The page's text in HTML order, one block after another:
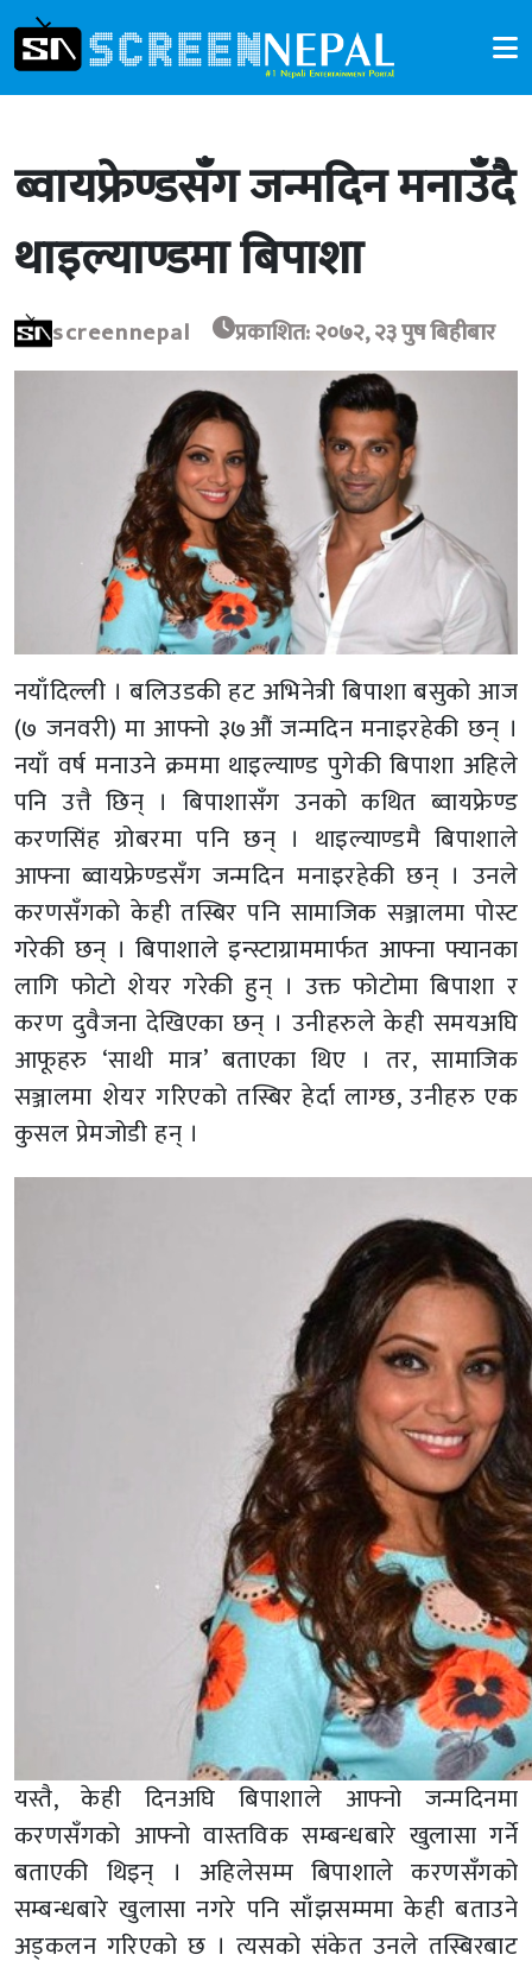
ब्वायफ्रेण्डसँग जन्मदिन मनाउँदै
थाइल्याण्डमा बिपाशा
screennepal प्रकाशित: २०७२, २३ पुष बिहीबार
नयाँदिल्ली । बलिउडकी हट अभिनेत्री बिपाशा बसुको आज
(७ जनवरी) मा आफ्नो ३७औं जन्मदिन मनाइरहेकी छन् ।
नयाँ वर्ष मनाउने क्रममा थाइल्याण्ड पुगेकी बिपाशा अहिले
पनि उत्तै छिन् । बिपाशासँग उनको कथित ब्वायफ्रेण्ड
करणसिंह ग्रोबरमा पनि छन् । थाइल्याण्डमै बिपाशाले
आफ्ना ब्वायफ्रेण्डसँग जन्मदिन मनाइरहेकी छन् । उनले
करणसँगको केही तस्बिर पनि सामाजिक सञ्जालमा पोस्ट
गरेकी छन् । बिपाशाले इन्स्टाग्राममार्फत आफ्ना फ्यानका
लागि फोटो शेयर गरेकी हुन् । उक्त फोटोमा बिपाशा र
करण दुवैजना देखिएका छन् । उनीहरुले केही समयअघि
आफूहरु ‘साथी मात्र’ बताएका थिए । तर, सामाजिक
सञ्जालमा शेयर गरिएको तस्बिर हेर्दा लाग्छ, उनीहरु एक
कुसल प्रेमजोडी हन् ।
यस्तै, केही दिनअघि बिपाशाले आफ्नो जन्मदिनमा
करणसँगको आफ्नो वास्तविक सम्बन्धबारे खुलासा गर्ने
बताएकी थिइन् । अहिलेसम्म बिपाशाले करणसँगको
सम्बन्धबारे खुलासा नगरे पनि साँझसम्ममा केही बताउने
अड्कलन गरिएको छ । त्यसको संकेत उनले तस्बिरबाट